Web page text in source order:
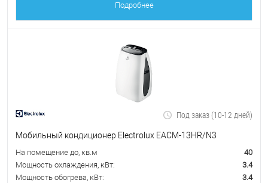
Подробнее
Под заказ (10-12 дней)
Мобильный кондиционер Electrolux EACM-13HR/N3
На помещение до, кв.м
40
Мощность охлаждения, кВт:
3.4
Мощность обогрева, кВт:
3.4